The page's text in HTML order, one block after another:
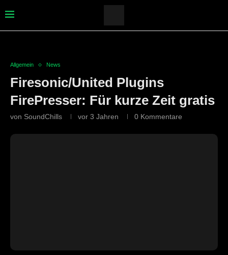
Allgemein News
Firesonic/United Plugins
FirePresser: Für kurze Zeit gratis
von SoundChills vor 3 Jahren 0 Kommentare